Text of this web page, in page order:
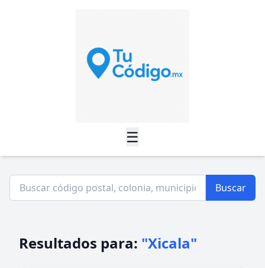
☰
Buscar
Resultados para: "Xicala"